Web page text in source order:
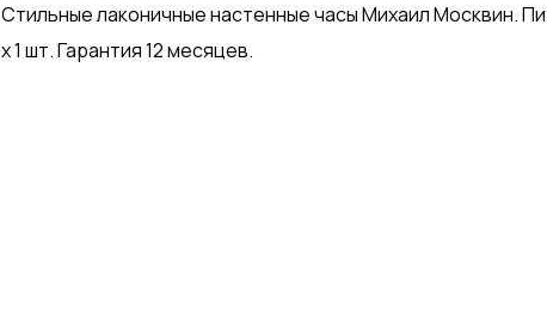
Стильные лаконичные настенные часы Михаил Москвин.
х 1 шт. Гарантия 12 месяцев.